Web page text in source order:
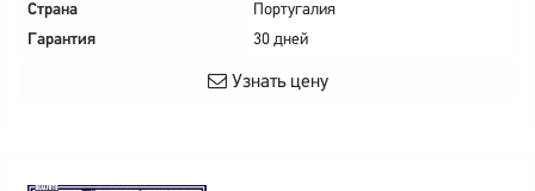
Страна
Португалия
Гарантия
30 дней
Узнать цену